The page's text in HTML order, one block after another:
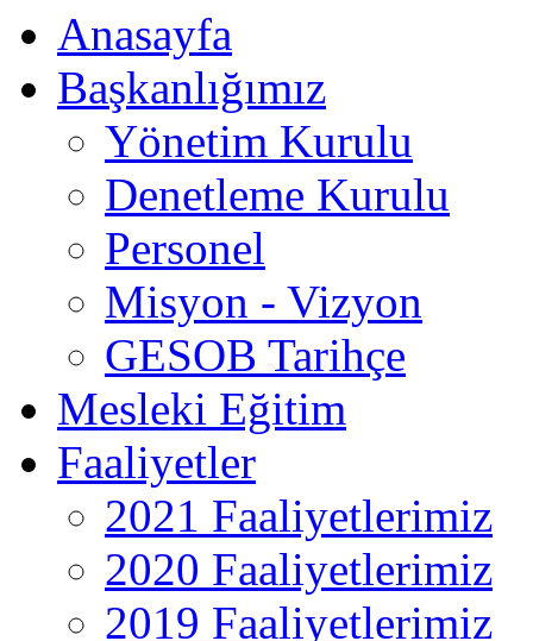
Anasayfa
Başkanlığımız
Yönetim Kurulu
Denetleme Kurulu
Personel
Misyon - Vizyon
GESOB Tarihçe
Mesleki Eğitim
Faaliyetler
2021 Faaliyetlerimiz
2020 Faaliyetlerimiz
2019 Faaliyetlerimiz